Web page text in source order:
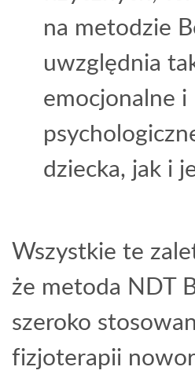
na metodzie
uwzględnia
emocjonalne i
dziecka, jak i
Wszystkie te
że metoda NDT
szeroko
fizjoterapii